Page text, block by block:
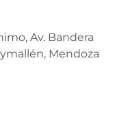
Av. Bandera
Mendoza